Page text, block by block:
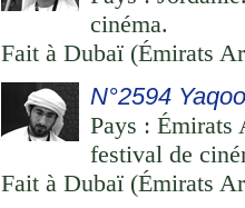
cinéma.
Fait à Dubaï (Émirats
N°2594
Pays : Émirats
festival de
Fait à Dubaï (Émirats